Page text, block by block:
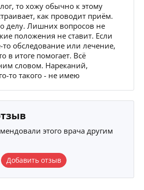
то хожу обычно к этому
как проводит приём.
делу. Лишних вопросов не
положения не ставит. Если
то обследование или лечение,
в итоге помогает. Всё
словом. Нареканий,
то такого - не имею
этого врача другим
Добавить отзыв